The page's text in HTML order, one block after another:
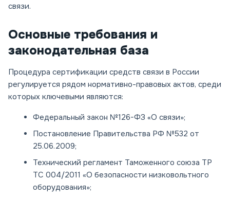
связи.
Основные требования и
законодательная база
Процедура сертификации средств связи в России
регулируется рядом нормативно-правовых актов, среди
которых ключевыми являются:
Федеральный закон №126-ФЗ «О связи»;
Постановление Правительства РФ №532 от
25.06.2009;
Технический регламент Таможенного союза ТР
ТС 004/2011 «О безопасности низковольтного
оборудования»;